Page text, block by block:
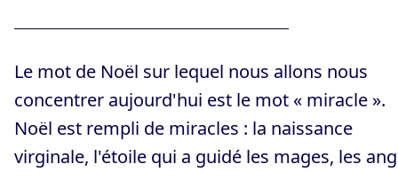
Le mot de Noël sur lequel nous allons nous
concentrer aujourd'hui est le mot « miracle ».
Noël est rempli de miracles : la naissance
virginale, l'étoile qui a guidé les mages, les